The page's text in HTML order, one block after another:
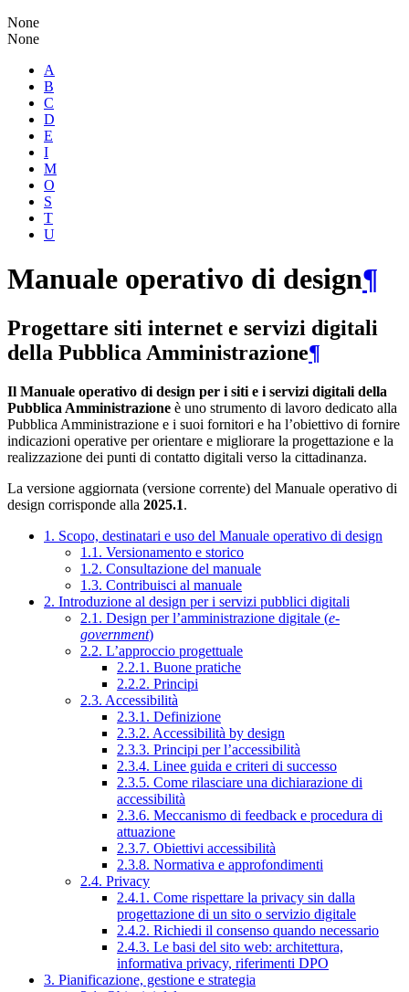
None
None
A
B
C
D
E
I
M
O
S
T
U
Manuale operativo di design¶
Progettare siti internet e servizi digitali
della Pubblica Amministrazione¶
Il Manuale operativo di design per i siti e i servizi digitali della
Pubblica Amministrazione è uno strumento di lavoro dedicato alla
Pubblica Amministrazione e i suoi fornitori e ha l’obiettivo di fornire
indicazioni operative per orientare e migliorare la progettazione e la
realizzazione dei punti di contatto digitali verso la cittadinanza.
La versione aggiornata (versione corrente) del Manuale operativo di
design corrisponde alla 2025.1.
1. Scopo, destinatari e uso del Manuale operativo di design
1.1. Versionamento e storico
1.2. Consultazione del manuale
1.3. Contribuisci al manuale
2. Introduzione al design per i servizi pubblici digitali
2.1. Design per l’amministrazione digitale (e-
government)
2.2. L’approccio progettuale
2.2.1. Buone pratiche
2.2.2. Principi
2.3. Accessibilità
2.3.1. Definizione
2.3.2. Accessibilità by design
2.3.3. Principi per l’accessibilità
2.3.4. Linee guida e criteri di successo
2.3.5. Come rilasciare una dichiarazione di
accessibilità
2.3.6. Meccanismo di feedback e procedura di
attuazione
2.3.7. Obiettivi accessibilità
2.3.8. Normativa e approfondimenti
2.4. Privacy
2.4.1. Come rispettare la privacy sin dalla
progettazione di un sito o servizio digitale
2.4.2. Richiedi il consenso quando necessario
2.4.3. Le basi del sito web: architettura,
informativa privacy, riferimenti DPO
3. Pianificazione, gestione e strategia